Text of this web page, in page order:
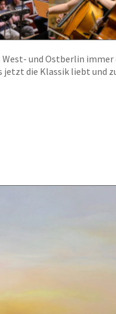
und Ostberlin
die Klassik liebt und